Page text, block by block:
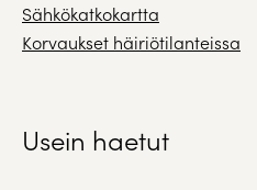
Sähkökatkokartta
Korvaukset häiriötilanteissa
Usein haetut